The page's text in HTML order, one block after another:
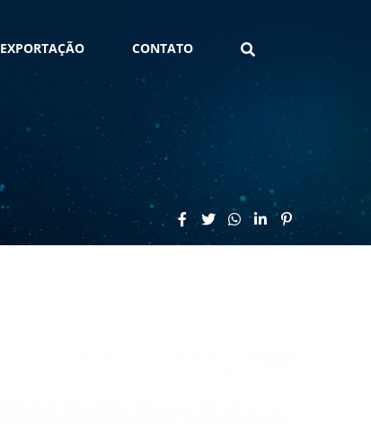
EXPORTAÇÃO CONTATO